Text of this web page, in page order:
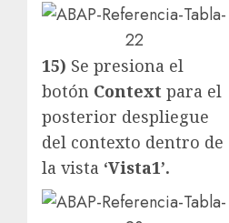
15) Se presiona el
botón Context para el
posterior despliegue
del contexto dentro de
la vista ‘Vista1’.